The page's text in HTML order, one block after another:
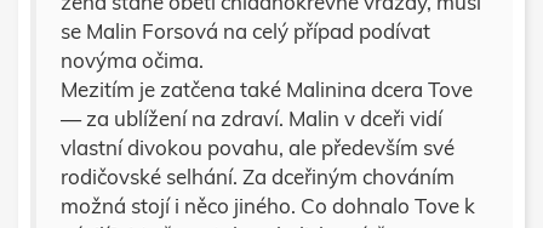
se Malin Forsová na celý případ podívat
novýma očima.
Mezitím je zatčena také Malinina dcera Tove
— za ublížení na zdraví. Malin v dceři vidí
vlastní divokou povahu, ale především své
rodičovské selhání. Za dceřiným chováním
možná stojí i něco jiného. Co dohnalo Tove k